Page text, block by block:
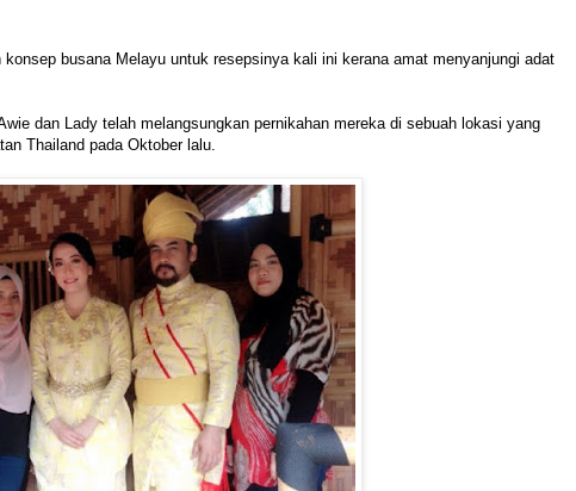
busana Melayu untuk resepsinya kali ini kerana amat menyanjungi adat
dan Lady telah melangsungkan pernikahan mereka di sebuah lokasi yang
Thailand pada Oktober lalu.